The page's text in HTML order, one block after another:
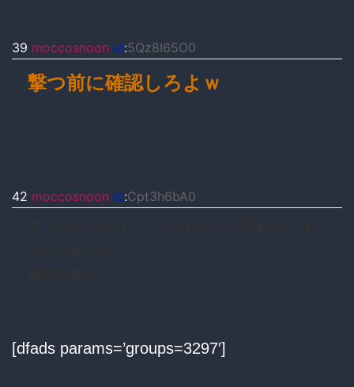
39 moccosnoon id:5Qz8I65O0
撃つ前に確認しろよｗ
42 moccosnoon id:Cpt3h6bA0
[dfads params=’groups=3297′]